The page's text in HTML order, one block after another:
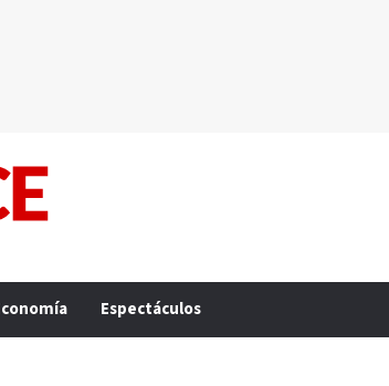
Espectáculos